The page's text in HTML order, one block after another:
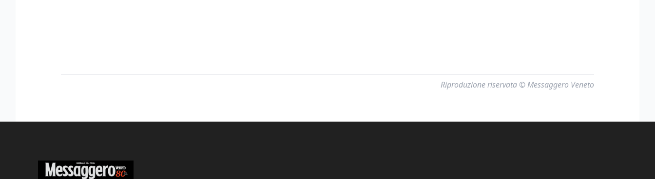
Riproduzione riservata © Messaggero Veneto